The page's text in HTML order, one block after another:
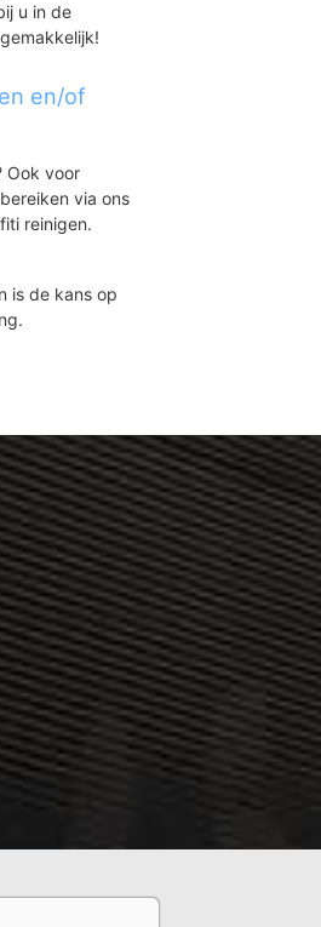
u in de
en/of
Ook voor
via ons
reinigen.
is de kans op